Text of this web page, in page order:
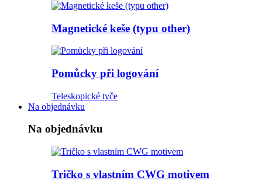
Magnetické keše (typu other)
Pomůcky při logování
Teleskopické tyče
Na objednávku
Na objednávku
Tričko s vlastním CWG motivem